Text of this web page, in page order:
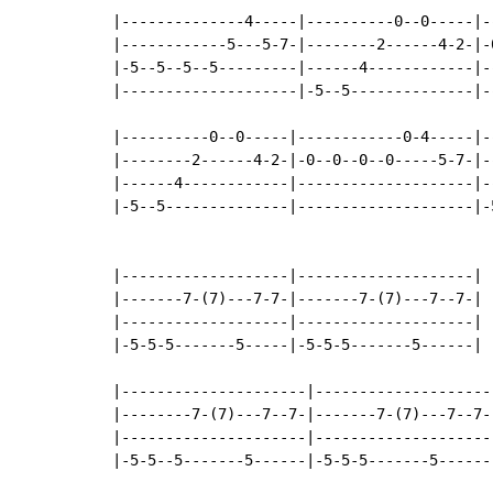
|--------------4-----|----------0--0-----
|------------5---5-7-|--------2------4-2-|-
|-5--5--5--5---------|------4------------
|--------------------|-5--5--------------
|----------0--0-----|------------0-
|--------2------4-2-|-0--0--0--0-----5-7-
|------4------------|--------------------
|-5--5--------------|--------------------|-
|-------------------|--------------------|
|-------7-(7)---7-7-|-------7-(7)---7--7-|
|-------------------|--------------------|
|-5-5-5-------5-----|-5-5-5-------5------|
|---------------------|--------------------|
|--------7-(7)---7--7-|-------7-(7)---7--7-|
|---------------------|--------------------|
|-5-5--5-------5------|-5-5-5-------5------|